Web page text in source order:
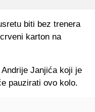
biti bez trenera
karton na
Janjića koji je
pauzirati ovo kolo.